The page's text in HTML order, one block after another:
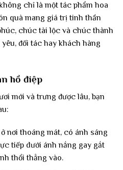
chỉ là một tác phẩm hoa
quà mang giá trị tinh thần
chúc tài lộc và chúc thành
đối tác hay khách hàng
hồ điệp
mới và trưng được lâu, bạn
nơi thoáng mát, có ánh sáng
tiếp dưới ánh nắng gay gắt
thổi thẳng vào.